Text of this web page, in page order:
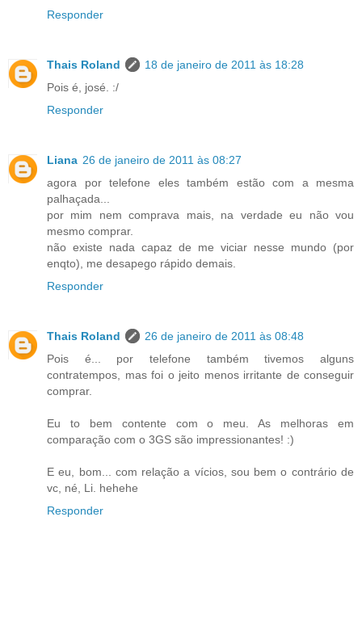
Responder
Thais Roland
18 de janeiro de 2011 às 18:28
Pois é, josé. :/
Responder
Liana 26 de janeiro de 2011 às 08:27
agora por telefone eles também estão com a mesma
palhaçada...
por mim nem comprava mais, na verdade eu não vou
mesmo comprar.
não existe nada capaz de me viciar nesse mundo (por
enqto), me desapego rápido demais.
Responder
Thais Roland
26 de janeiro de 2011 às 08:48
Pois é... por telefone também tivemos alguns
contratempos, mas foi o jeito menos irritante de conseguir
comprar.
Eu to bem contente com o meu. As melhoras em
comparação com o 3GS são impressionantes! :)
E eu, bom... com relação a vícios, sou bem o contrário de
vc, né, Li. hehehe
Responder